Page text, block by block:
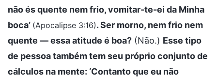
não és quente nem frio, vomitar-te-ei da Minha
boca’ (Apocalipse 3:16). Ser morno, nem frio nem
quente — essa atitude é boa? (Não.) Esse tipo
de pessoa também tem seu próprio conjunto de
cálculos na mente: ‘Contanto que eu não